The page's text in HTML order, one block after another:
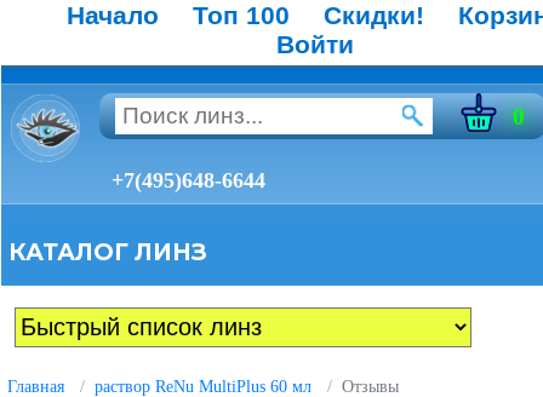
Начало Топ 100 Скидки!
Войти
0
+7(495)648-6644
КАТАЛОГ ЛИНЗ
Главная раствор ReNu MultiPlus 60 мл Отзывы